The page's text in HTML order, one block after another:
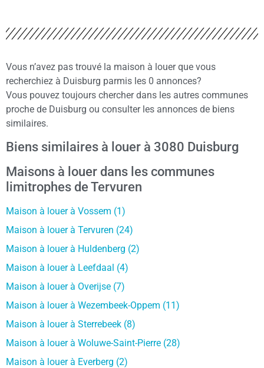
Vous n’avez pas trouvé la maison à louer que vous
recherchiez à Duisburg parmis les 0 annonces?
Vous pouvez toujours chercher dans les autres communes
proche de Duisburg ou consulter les annonces de biens
similaires.
Biens similaires à louer à 3080 Duisburg
Maisons à louer dans les communes
limitrophes de Tervuren
Maison à louer à Vossem (1)
Maison à louer à Tervuren (24)
Maison à louer à Huldenberg (2)
Maison à louer à Leefdaal (4)
Maison à louer à Overijse (7)
Maison à louer à Wezembeek-Oppem (11)
Maison à louer à Sterrebeek (8)
Maison à louer à Woluwe-Saint-Pierre (28)
Maison à louer à Everberg (2)